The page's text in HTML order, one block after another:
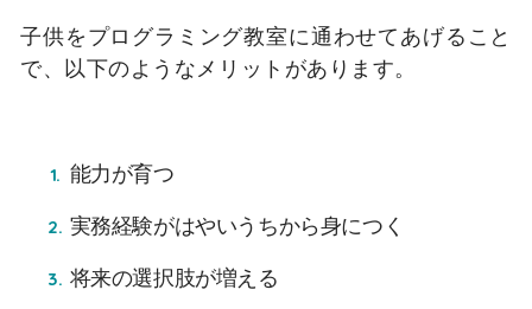
子供をプログラミング教室に通わせてあげること
で、以下のようなメリットがあります。
能力が育つ
実務経験がはやいうちから身につく
将来の選択肢が増える